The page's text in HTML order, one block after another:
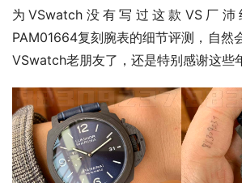
为VSwatch没有写过这款VS厂
PAM01664复刻腕表的细节评测，自然
VSwatch老朋友了，还是特别感谢这些